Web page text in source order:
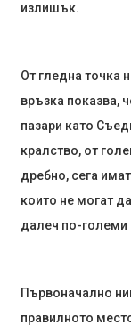
излишък.
От гледна точка
връзка показва,
пазари като
кралство, от
дребно, сега
които не могат
далеч по-големи
Първоначално
правилното